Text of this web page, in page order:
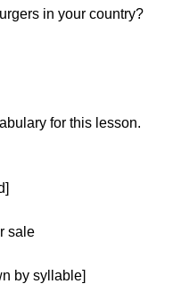
in your country?
for this lesson.
sale
by syllable]